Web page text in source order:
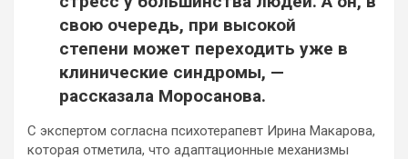
свою очередь, при высокой
степени может переходить уже в
клинические синдромы, —
рассказала Моросанова.
С экспертом согласна психотерапевт Ирина Макарова,
которая отметила, что адаптационные механизмы